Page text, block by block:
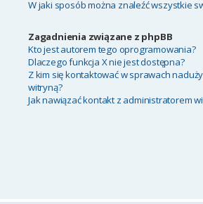
W jaki sposób można znaleźć wszystkie
Zagadnienia związane z phpBB
Kto jest autorem tego oprogramowania?
Dlaczego funkcja X nie jest dostępna?
Z kim się kontaktować w sprawach
witryną?
Jak nawiązać kontakt z administratorem